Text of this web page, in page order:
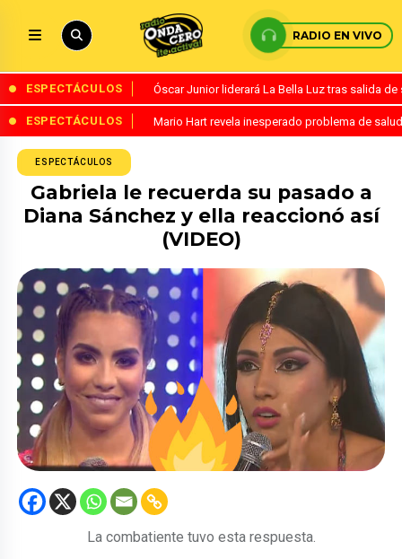
RADIO EN VIVO
ESPECTÁCULOS Óscar Junior liderará La Bella Luz tras salida
ESPECTÁCULOS Mario Hart revela inesperado problema de
ESPECTÁCULOS
Gabriela le recuerda su pasado a
Diana Sánchez y ella reaccionó así
(VIDEO)
La combatiente tuvo esta respuesta.